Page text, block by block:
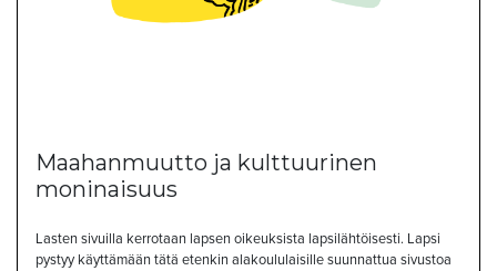
Maahanmuutto ja kulttuurinen
moninaisuus
Lasten sivuilla kerrotaan lapsen oikeuksista lapsilähtöisesti. Lapsi
pystyy käyttämään tätä etenkin alakoululaisille suunnattua sivustoa